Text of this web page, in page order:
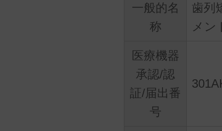
一般的名
称
歯列
メン
医療機器
承認/認
証/届出番
号